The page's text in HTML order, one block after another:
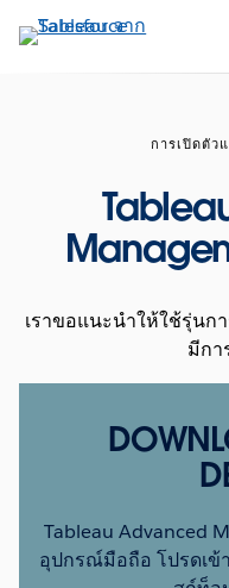
ไป
การเปิดตัว
เราขอแนะนำให้ใช้รุ่นก
มีกา
Tableau Advanced
อุปกรณ์มือถือ โปรดเข้